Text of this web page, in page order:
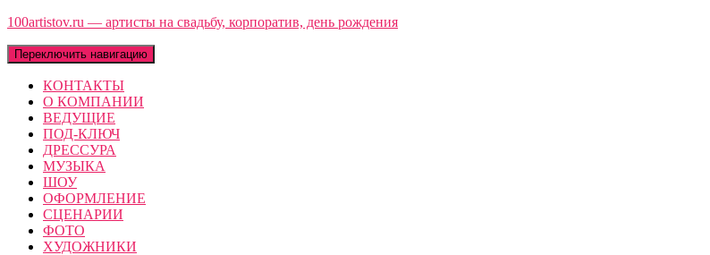
100artistov.ru — артисты на свадьбу, корпоратив, день рождения
Переключить навигацию
КОНТАКТЫ
О КОМПАНИИ
ВЕДУЩИЕ
ПОД-КЛЮЧ
ДРЕССУРА
МУЗЫКА
ШОУ
ОФОРМЛЕНИЕ
СЦЕНАРИИ
ФОТО
ХУДОЖНИКИ